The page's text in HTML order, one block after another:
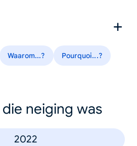
Waarom...? Pourquoi...?
neiging was
2022